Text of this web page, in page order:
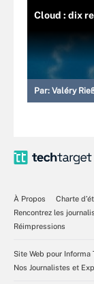
Cloud : dix
Par: Valéry
À Propos
Charte
Rencontrez les
Réimpressions
Site Web pour Informa
Nos Journalistes et